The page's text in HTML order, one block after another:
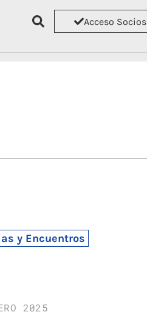
Acceso Socios
y Encuentros
2025